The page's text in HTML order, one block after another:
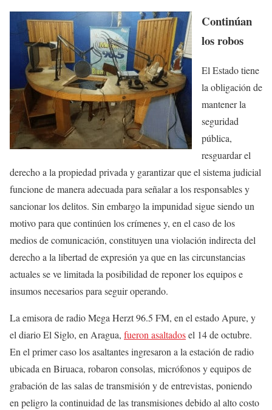
Continúan
los robos
El Estado tiene
la obligación de
mantener la
seguridad
pública,
resguardar el
derecho a la propiedad privada y garantizar que el sistema judicial
funcione de manera adecuada para señalar a los responsables y
sancionar los delitos. Sin embargo la impunidad sigue siendo un
motivo para que continúen los crímenes y, en el caso de los
medios de comunicación, constituyen una violación indirecta del
derecho a la libertad de expresión ya que en las circunstancias
actuales se ve limitada la posibilidad de reponer los equipos e
insumos necesarios para seguir operando.
La emisora de radio Mega Herzt 96.5 FM, en el estado Apure, y
el diario El Siglo, en Aragua, fueron asaltadosel 14 de octubre.
En el primer caso los asaltantes ingresaron a la estación de radio
ubicada en Biruaca, robaron consolas, micrófonos y equipos de
grabación de las salas de transmisión y de entrevistas, poniendo
en peligro la continuidad de las transmisiones debido al alto costo